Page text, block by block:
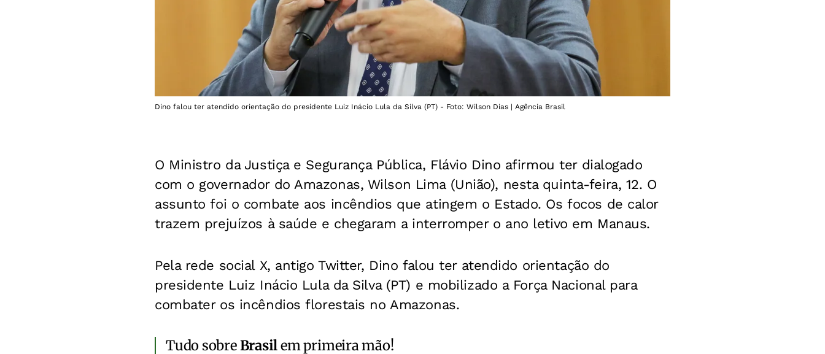
Dino falou ter atendido orientação do presidente Luiz Inácio Lula da Silva (PT) - Foto: Wilson Dias | Agência Brasil
O Ministro da Justiça e Segurança Pública, Flávio Dino afirmou ter dialogado
com o governador do Amazonas, Wilson Lima (União), nesta quinta-feira, 12. O
assunto foi o combate aos incêndios que atingem o Estado. Os focos de calor
trazem prejuízos à saúde e chegaram a interromper o ano letivo em Manaus.
Pela rede social X, antigo Twitter, Dino falou ter atendido orientação do
presidente Luiz Inácio Lula da Silva (PT) e mobilizado a Força Nacional para
combater os incêndios florestais no Amazonas.
Tudo sobreBrasilem primeira mão!